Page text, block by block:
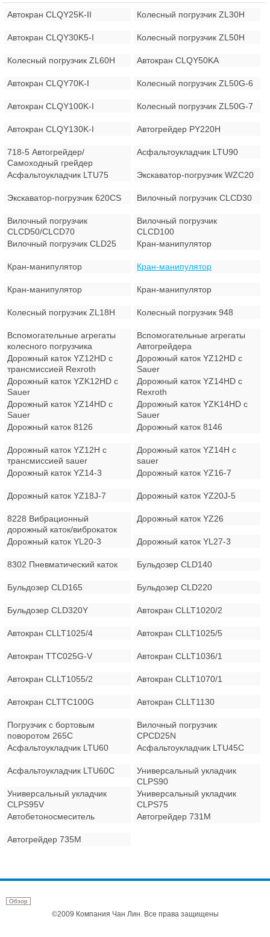
Автокран CLQY25K-II Колесный погрузчик ZL30H
Автокран CLQY30K5-I Колесный погрузчик ZL50H
Колесный погрузчик ZL60H Автокран CLQY50KA
Автокран CLQY70K-I Колесный погрузчик ZL50G-6
Автокран CLQY100K-I Колесный погрузчик ZL50G-7
Автокран CLQY130K-I Автогрейдер PY220H
718-5 Автогрейдер/
Самоходный грейдер
Асфальтоукладчик LTU90
Асфальтоукладчик LTU75 Экскаватор-погрузчик WZC20
Экскаватор-погрузчик 620CS Вилочный погрузчик CLCD30
Вилочный погрузчик
CLCD50/CLCD70
Вилочный погрузчик
CLCD100
Вилочный погрузчик CLD25
Кран-манипулятор
Кран-манипулятор Кран-манипулятор
Кран-манипулятор Кран-манипулятор
Колесный погрузчик ZL18H Колесный погрузчик 948
Вспомогательные агрегаты
колесного погрузчика
Вспомогательные агрегаты
Автогрейдера
Дорожный каток YZ12HD с
трансмиссией Rexroth
Дорожный каток YZ12HD с
Sauer
Дорожный каток YZK12HD с
Sauer
Дорожный каток YZ14HD с
Rexroth
Дорожный каток YZ14HD с
Sauer
Дорожный каток YZK14HD с
Sauer
Дорожный каток 8126
Дорожный каток 8146
Дорожный каток YZ12H с
трансмиссией sauer
Дорожный каток YZ14H с
sauer
Дорожный каток YZ14-3
Дорожный каток YZ16-7
Дорожный каток YZ18J-7 Дорожный каток YZ20J-5
8228 Вибрационный
дорожный каток/виброкаток
Дорожный каток YZ26
Дорожный каток YL20-3 Дорожный каток YL27-3
8302 Пневматический каток Бульдозер CLD140
Бульдозер CLD165 Бульдозер CLD220
Бульдозер CLD320Y Автокран CLLT1020/2
Автокран CLLT1025/4 Автокран CLLT1025/5
Автокран TTC025G-V Автокран CLLT1036/1
Автокран CLLT1055/2 Автокран CLLT1070/1
Автокран CLTTC100G Автокран CLLT1130
Погрузчик с бортовым
поворотом 265C
Вилочный погрузчик
CPCD25N
Асфальтоукладчик LTU60
Асфальтоукладчик LTU45C
Асфальтоукладчик LTU60C
Универсальный укладчик
CLPS90
Универсальный укладчик
CLPS95V
Универсальный укладчик
CLPS75
Автобетоносмеситель
Автогрейдер 731M
Автогрейдер 735M
Обзор
©2009 Компания Чан Лин. Все права защищены